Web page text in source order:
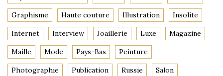
Graphisme Haute couture Illustration Insolite
Internet Interview Joaillerie Luxe Magazine
Maille Mode Pays-Bas Peinture
Photographie Publication Russie Salon